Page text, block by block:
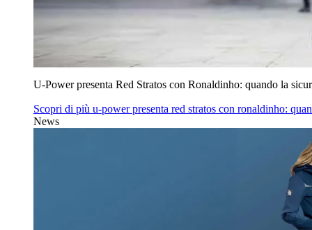
U‑Power presenta Red Stratos con Ronaldinho: quando la
Scopri di più u‑power presenta red stratos con ronaldinho:
News